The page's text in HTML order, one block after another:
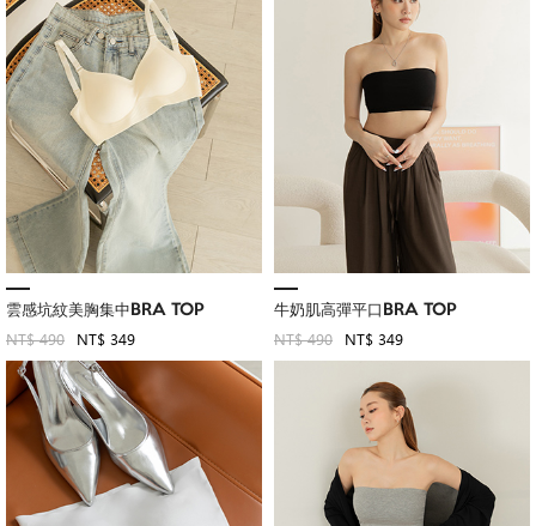
雲感坑紋美胸集中BRA TOP
NT$ 490 NT$ 349
牛奶肌高彈平口BRA TOP
NT$ 490 NT$ 349